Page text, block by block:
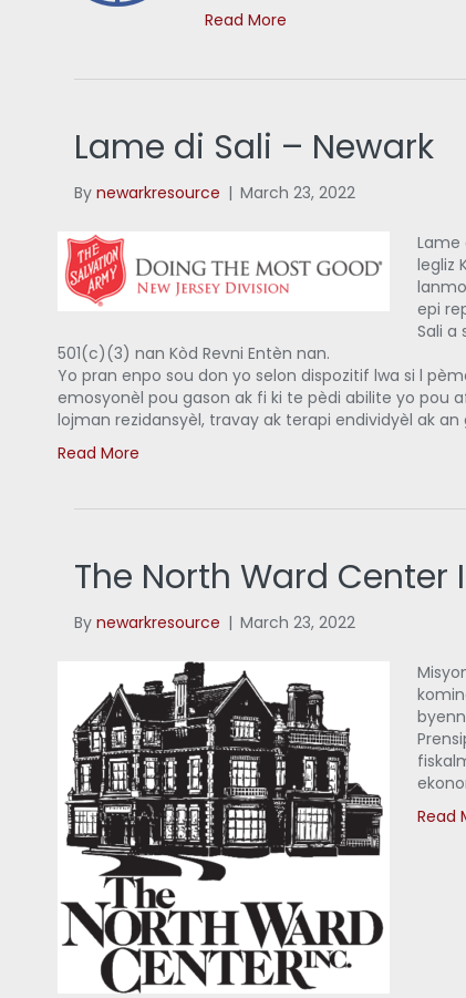
Read More
Lame di Sali – Newark
Bynewarkresource | March 23, 2022
Lame
legliz
epi
Sali a
501(c)(3) nan Kòd Revni Entèn nan.
Yo pran enpo sou don yo selon dispozitif lwa si l
emosyonèl pou gason ak fi ki te pèdi abilite yo pou
lojman rezidansyèl, travay ak terapi endividyèl ak
Read More
The North Ward Center
Bynewarkresource | March 23, 2022
Read